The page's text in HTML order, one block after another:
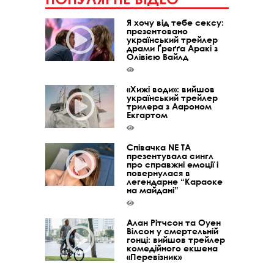
Я хочу від тебе сексу:
презентовано
український трейлер
драми Ґреґґа Аракі з
Олівією Вайлд
«Хижі води»: вийшов
український трейлер
трилера з Аароном
Екгартом
Співачка NE TA
презентувала сингл
про справжні емоції і
повернулася в
легендарне “Караоке
на майдані”
Алан Рітчсон та Оуен
Вілсон у смертельній
гонці: вийшов трейлер
комедійного екшена
«Перевізник»